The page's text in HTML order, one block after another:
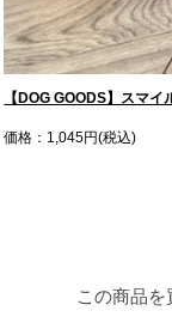
【DOG GOODS】スマ
価格：1,045円(税込)
この商品